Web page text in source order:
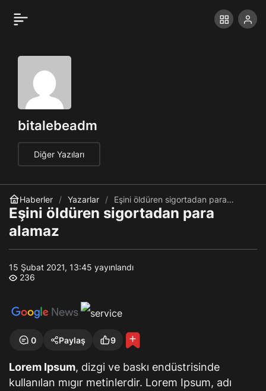
bitalebeadm
Diğer Yazıları
Haberler Yazarlar
Eşini öldüren sigortadan para
alamaz
Eşini öldüren sigortadan para
alamaz
15 Şubat 2021, 13:45 yayınlandı
236
0 Paylaş 9
Lorem Ipsum, dizgi ve baskı endüstrisinde
kullanılan mıgır metinlerdir. Lorem Ipsum, adı
Eşini öldüren sigortadan 0